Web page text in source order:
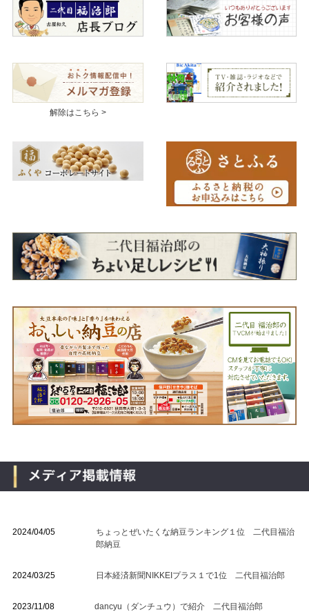
解除はこちら >
2024/04/05
ちょっとぜいたくな納豆ランキング１位 二代目福治
郎納豆
2024/03/25 日本経済新聞NIKKEIプラス１で1位 二代目福治郎
2023/11/08 dancyu（ダンチュウ）で紹介 二代目福治郎